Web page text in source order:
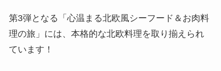
第3弾となる「心温まる北欧風シーフード＆お肉料
理の旅」には、本格的な北欧料理を取り揃えられ
ています！